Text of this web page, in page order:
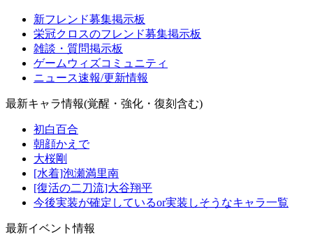
新フレンド募集掲示板
栄冠クロスのフレンド募集掲示板
雑談・質問掲示板
ゲームウィズコミュニティ
ニュース速報/更新情報
最新キャラ情報(覚醒・強化・復刻含む)
初白百合
朝顔かえで
大桜剛
[水着]泡瀬満里南
[復活の二刀流]大谷翔平
今後実装が確定しているor実装しそうなキャラ一覧
最新イベント情報